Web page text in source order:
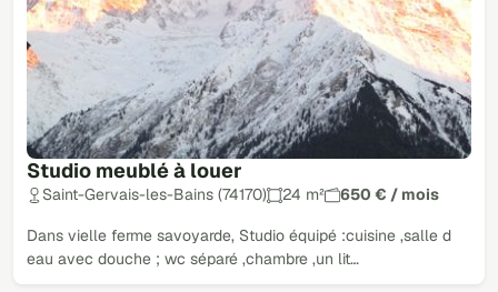
Studio meublé à louer
Saint-Gervais-les-Bains (74170) 24 m² 650 € / mois
Dans vielle ferme savoyarde, Studio équipé :cuisine ,salle d
eau avec douche ; wc séparé ,chambre ,un lit…